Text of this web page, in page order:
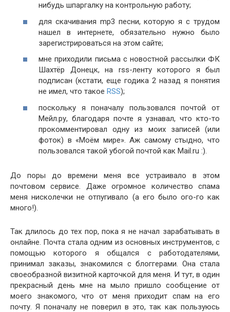
нибудь шпаргалку на контрольную работу;
для скачивания mp3 песни, которую я с трудом
нашел в интернете, обязательно нужно было
зарегистрироваться на этом сайте;
мне приходили письма с новостной рассылки ФК
Шахтёр Донецк, на rss-ленту которого я был
подписан (кстати, еще годика 2 назад я понятия
не имел, что такое RSS);
поскольку я поначалу пользовался почтой от
Мейл.ру, благодаря почте я узнавал, что кто-то
прокомментировал одну из моих записей (или
фоток) в «Моём мире». Аж самому стыдно, что
пользовался такой убогой почтой как Mail.ru :).
До поры до времени меня все устраивало в этом
почтовом сервисе. Даже огромное количество спама
меня нисколечки не отпугивало (а его было ого-го как
много!).
Так длилось до тех пор, пока я не начал зарабатывать в
онлайне. Почта стала одним из основных инструментов, с
помощью которого я общался с работодателями,
принимал заказы, знакомился с блоггерами. Она стала
своеобразной визитной карточкой для меня. И тут, в один
прекрасный день мне на мыло пришло сообщение от
моего знакомого, что от меня приходит спам на его
почту. Я поначалу не поверил в это, так как пользуюсь